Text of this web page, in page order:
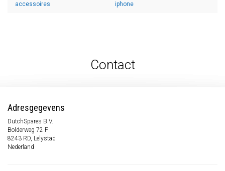
accessoires
iphone
Contact
Adresgegevens
DutchSpares B.V.
Bolderweg 72 F
8243 RD, Lelystad
Nederland